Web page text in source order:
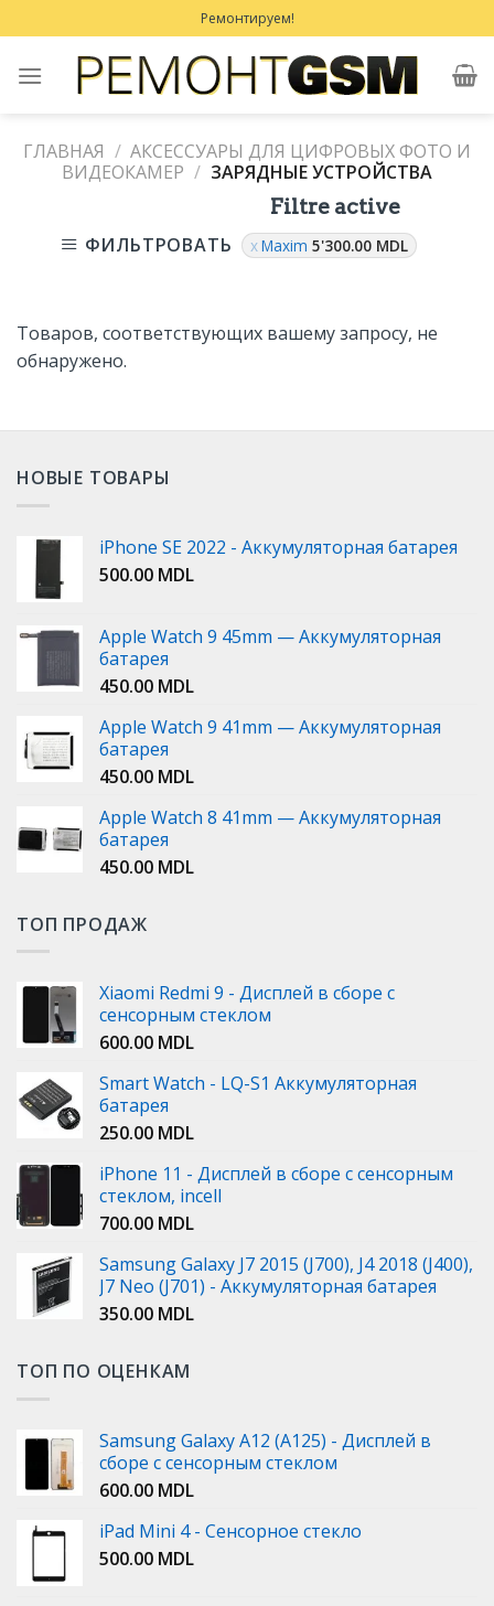
to
content
Ремонтируем!
ГЛАВНАЯ / АКСЕССУАРЫ ДЛЯ ЦИФРОВЫХ ФОТО И
ВИДЕОКАМЕР / ЗАРЯДНЫЕ УСТРОЙСТВА
ФИЛЬТРОВАТЬ
Filtre active
Maxim5'300.00 MDL
Товаров, соответствующих вашему запросу, не
обнаружено.
НОВЫЕ ТОВАРЫ
iPhone SE 2022 - Аккумуляторная батарея
500.00 MDL
Apple Watch 9 45mm — Аккумуляторная
батарея
450.00 MDL
Apple Watch 9 41mm — Аккумуляторная
батарея
450.00 MDL
Apple Watch 8 41mm — Аккумуляторная
батарея
450.00 MDL
ТОП ПРОДАЖ
Xiaomi Redmi 9 - Дисплей в сборе с
сенсорным стеклом
600.00 MDL
Smart Watch - LQ-S1 Аккумуляторная
батарея
250.00 MDL
iPhone 11 - Дисплей в сборе с сенсорным
стеклом, incell
700.00 MDL
Samsung Galaxy J7 2015 (J700), J4 2018 (J400),
J7 Neo (J701) - Аккумуляторная батарея
350.00 MDL
ТОП ПО ОЦЕНКАМ
Samsung Galaxy A12 (A125) - Дисплей в
сборе с сенсорным стеклом
600.00 MDL
iPad Mini 4 - Сенсорное стекло
500.00 MDL